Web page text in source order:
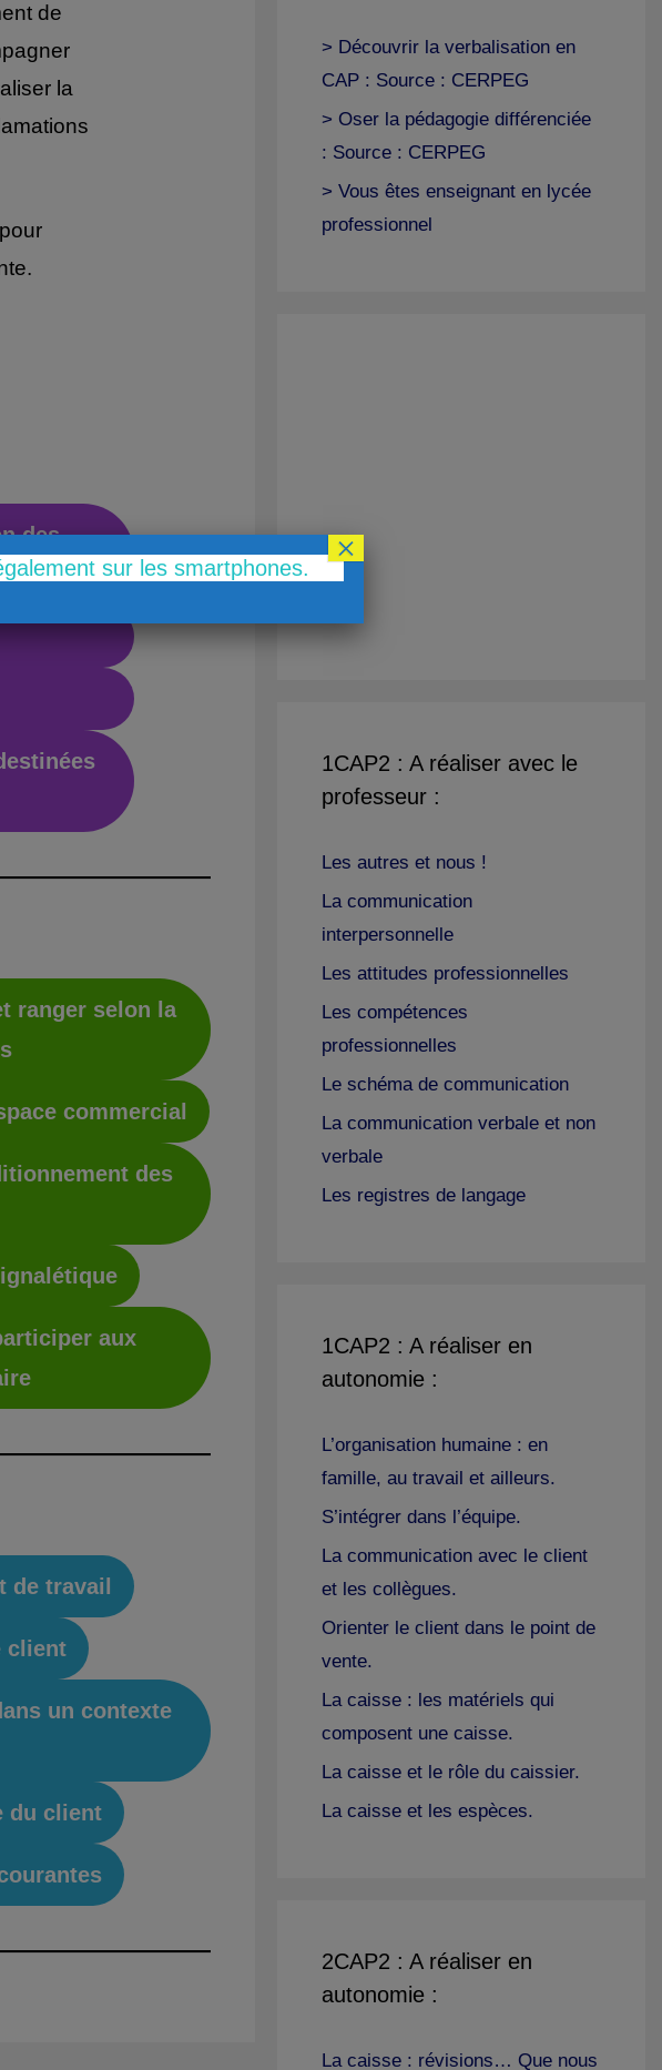
de
la
des
ranger selon la
commercial
des
aux
de travail
client
un contexte
du client
> Découvrir la verbalisation en
CAP : Source : CERPEG
> Oser la pédagogie différenciée
: Source : CERPEG
> Vous êtes enseignant en lycée
professionnel
1CAP2 : A réaliser avec le
professeur :
Les autres et nous !
La communication
interpersonnelle
Les attitudes professionnelles
Les compétences
professionnelles
Le schéma de communication
La communication verbale et non
verbale
Les registres de langage
1CAP2 : A réaliser en
autonomie :
L’organisation humaine : en
famille, au travail et ailleurs.
S’intégrer dans l’équipe.
La communication avec le client
et les collègues.
Orienter le client dans le point de
vente.
La caisse : les matériels qui
composent une caisse.
La caisse et le rôle du caissier.
La caisse et les espèces.
2CAP2 : A réaliser en
autonomie :
La caisse : révisions… Que nous
sur les smartphones. ×